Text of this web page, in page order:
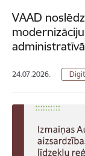
VAAD
24.07.2026.